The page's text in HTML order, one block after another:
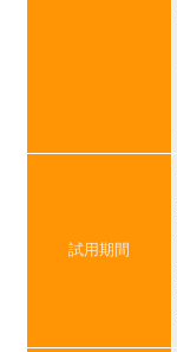
試用期間